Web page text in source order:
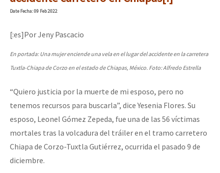
Mundo
AutonomÍa y Resistencia
Presos
Mujeres
Niñxs
Dia 2 do Encontro “Guerra contra a Humanidad”
[CDMX – 20 julio] Jornadas globales por la libertad de Jesús
“Sonhando a Terra do Bem Virá” se publica no Estado Espanhol
DateFecha: 09 Feb 2022
[:es]Por Jeny Pascacio
En portada: Una mujer enciende una vela en el lugar del accidente en la carretera
Tuxtla-Chiapa de Corzo en el estado de Chiapas, México. Foto: Alfredo Estrella
“Quiero justicia por la muerte de mi esposo, pero no
tenemos recursos para buscarla”, dice Yesenia Flores. Su
esposo, Leonel Gómez Zepeda, fue una de las 56 víctimas
mortales tras la volcadura del tráiler en el tramo carretero
Chiapa de Corzo-Tuxtla Gutiérrez, ocurrida el pasado 9 de
diciembre.